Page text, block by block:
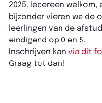
2025. Iedereen welkom,
bijzonder vieren we de
leerlingen van de
eindigend op 0 en 5.
Inschrijven kan via dit
Graag tot dan!